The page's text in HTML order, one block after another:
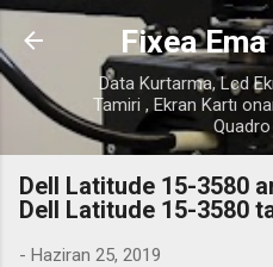
Ana
Fixea
Data Kurtarma, Lcd
Tamiri , Ekran Kartı
Dell Latitude 15-3580
Dell Latitude 15-3580
- Haziran 25, 2019